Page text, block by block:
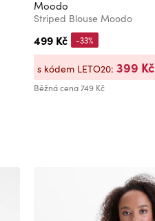
Moodo
Striped Blouse Moodo
499 Kč
Běžná cena749 Kč
-33%
s kódem LETO20: 399 Kč